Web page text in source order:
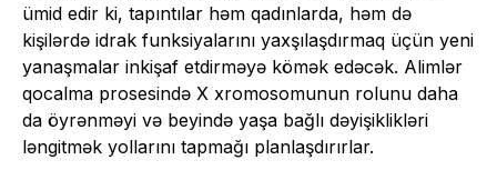
ümid edir ki, tapıntılar həm qadınlarda, həm də
kişilərdə idrak funksiyalarını yaxşılaşdırmaq üçün yeni
yanaşmalar inkişaf etdirməyə kömək edəcək. Alimlər
qocalma prosesində X xromosomunun rolunu daha
da öyrənməyi və beyində yaşa bağlı dəyişiklikləri
ləngitmək yollarını tapmağı planlaşdırırlar.